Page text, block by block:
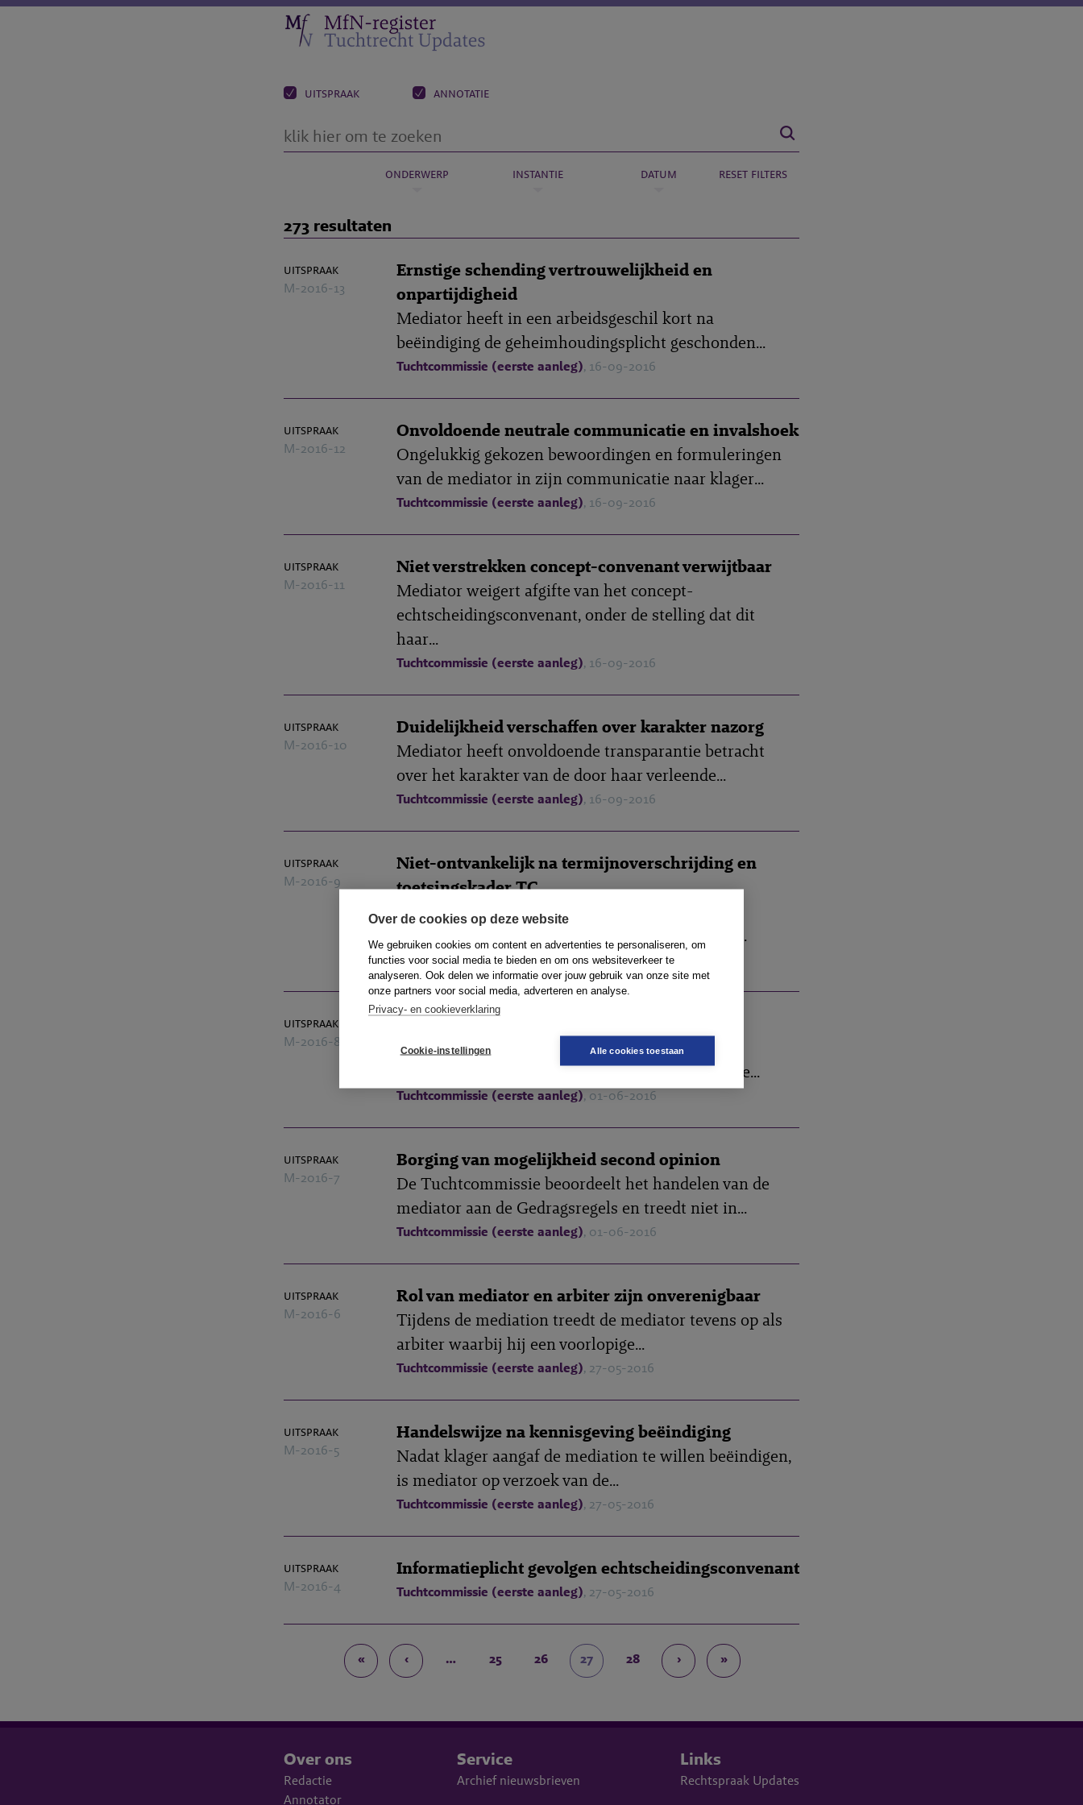
Over de cookies op deze website
We gebruiken cookies om content en advertenties te personaliseren, om
functies voor social media te bieden en om ons websiteverkeer te
analyseren. Ook delen we informatie over jouw gebruik van onze site met
onze partners voor social media, adverteren en analyse.
Privacy- en cookieverklaring
Cookie-instellingen Alle cookies toestaan
uitspraak annotatie
onderwerp instantie datum reset filters
273 resultaten
uitspraak
M-2016-13
Ernstige schending vertrouwelijkheid en
onpartijdigheid
Mediator heeft in een arbeidsgeschil kort na
beëindiging de geheimhoudingsplicht geschonden...
Tuchtcommissie (eerste aanleg), 16-09-2016
uitspraak
M-2016-12
Onvoldoende neutrale communicatie en invalshoek
Ongelukkig gekozen bewoordingen en formuleringen
van de mediator in zijn communicatie naar klager...
Tuchtcommissie (eerste aanleg), 16-09-2016
uitspraak
M-2016-11
Niet verstrekken concept-convenant verwijtbaar
Mediator weigert afgifte van het concept-
echtscheidingsconvenant, onder de stelling dat dit
haar...
Tuchtcommissie (eerste aanleg), 16-09-2016
uitspraak
M-2016-10
Duidelijkheid verschaffen over karakter nazorg
Mediator heeft onvoldoende transparantie betracht
over het karakter van de door haar verleende...
Tuchtcommissie (eerste aanleg), 16-09-2016
uitspraak
M-2016-9
Niet-ontvankelijk na termijnoverschrijding en
toetsingskader TC
Klacht is niet-ontvankelijk, nu klaagster deze 22
maanden te laat heeft ingediend. Daarmee is de...
Tuchtcommissie (eerste aanleg), 16-09-2016
uitspraak
M-2016-8
Rol en terugkoppeling opdrachtgever
Complexe meerpartijenmediation in een woon-
zorgcentrum in opdracht van de gemeente. Nu de...
Tuchtcommissie (eerste aanleg), 01-06-2016
uitspraak
M-2016-7
Borging van mogelijkheid second opinion
De Tuchtcommissie beoordeelt het handelen van de
mediator aan de Gedragsregels en treedt niet in...
Tuchtcommissie (eerste aanleg), 01-06-2016
uitspraak
M-2016-6
Rol van mediator en arbiter zijn onverenigbaar
Tijdens de mediation treedt de mediator tevens op als
arbiter waarbij hij een voorlopige...
Tuchtcommissie (eerste aanleg), 27-05-2016
uitspraak
M-2016-5
Handelswijze na kennisgeving beëindiging
Nadat klager aangaf de mediation te willen beëindigen,
is mediator op verzoek van de...
Tuchtcommissie (eerste aanleg), 27-05-2016
uitspraak
M-2016-4
Informatieplicht gevolgen echtscheidingsconvenant
Tuchtcommissie (eerste aanleg), 27-05-2016
« ‹ … 25 26 27 28 › »
Over ons
Redactie
Annotator
Service
Archief nieuwsbrieven
Links
Rechtspraak Updates